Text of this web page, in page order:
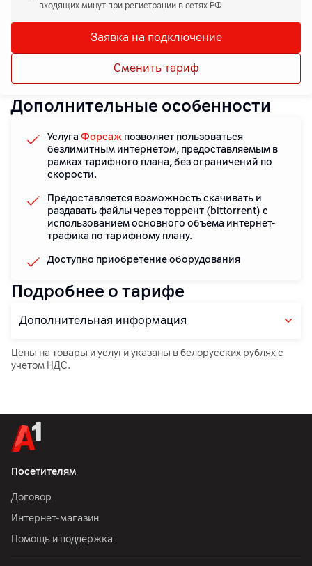
входящих минут при регистрации в сетях РФ
Заявка на подключение
Сменить тариф
Дополнительные особенности
Услуга Форсаж позволяет пользоваться
безлимитным интернетом, предоставляемым в
рамках тарифного плана, без ограничений по
скорости.
Предоставляется возможность скачивать и
раздавать файлы через торрент (bittorrent) с
использованием основного объема интернет-
трафика по тарифному плану.
Доступно приобретение оборудования
Подробнее о тарифе
Дополнительная информация
Цены на товары и услуги указаны в белорусских рублях с
учетом НДС.
Посетителям
Договор
Интернет-магазин
Помощь и поддержка